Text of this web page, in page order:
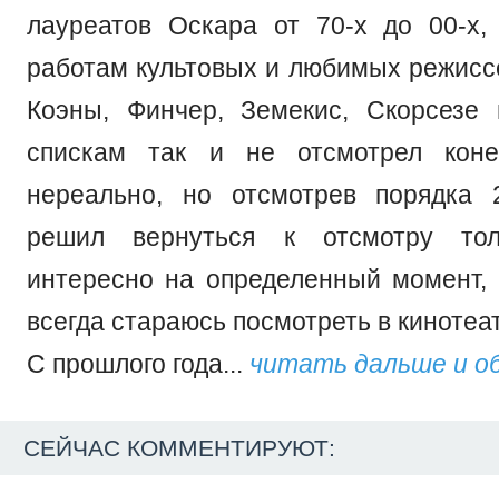
лауреатов Оскара от 70-х до 00-
работам культовых и любимых
Коэны, Финчер, Земекис,
спискам так и не отсмотрел
нереально, но отсмотрев порядка
решил вернуться к отсмотру
интересно на определенный
всегда стараюсь посмотреть в
С прошлого года... читать дальше и
СЕЙЧАС КОММЕНТИРУЮТ: